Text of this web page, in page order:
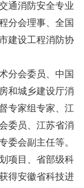
通消防安全专业
分会理事、全国
建设工程消防协
分会委员、中国
和城乡建设厅消
专家组专家、江
委员、江苏省消
委会副主任等。
项目、省部级科
得安徽省科技进